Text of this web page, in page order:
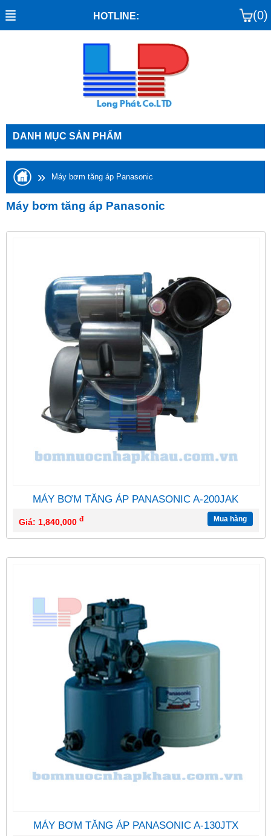
HOTLINE: (0)
DANH MỤC SẢN PHẨM
» Máy bơm tăng áp Panasonic
Máy bơm tăng áp Panasonic
MÁY BƠM TĂNG ÁP PANASONIC A-200JAK
Giá: 1,840,000 đ Mua hàng
MÁY BƠM TĂNG ÁP PANASONIC A-130JTX